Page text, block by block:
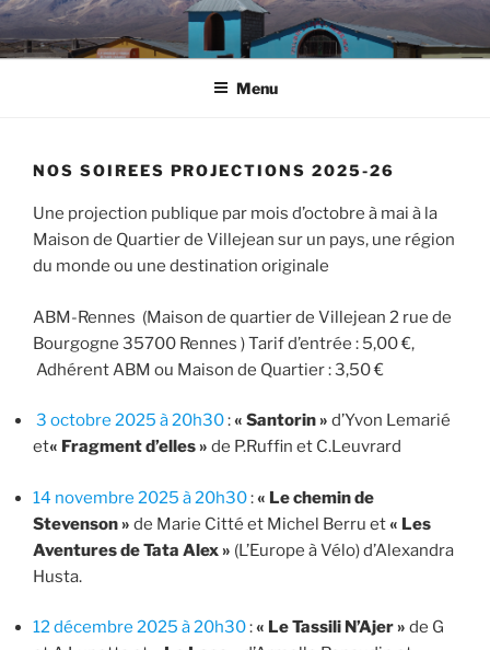
Aller
au
contenu
Menu
NOS SOIREES PROJECTIONS 2025-26
Une projection publique par mois d’octobre à mai à la
Maison de Quartier de Villejean sur un pays, une région
du monde ou une destination originale
ABM-Rennes (Maison de quartier de Villejean 2 rue de
Bourgogne 35700 Rennes ) Tarif d’entrée : 5,00 €,
Adhérent ABM ou Maison de Quartier : 3,50 €
3 octobre 2025 à 20h30:« Santorin » d’Yvon Lemarié
et« Fragment d’elles » de P.Ruffin et C.Leuvrard
14 novembre 2025 à 20h30:« Le chemin de
Stevenson » de Marie Citté et Michel Berru et« Les
Aventures de Tata Alex » (L’Europe à Vélo) d’Alexandra
Husta.
12 décembre 2025 à 20h30:« Le Tassili N’Ajer » de G